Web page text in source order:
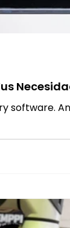
software.